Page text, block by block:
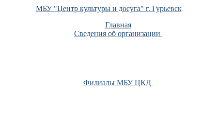
МБУ "Центр культуры и досуга" г. Гурьевск
Главная
Сведения об организации
Филиалы МБУ ЦКД